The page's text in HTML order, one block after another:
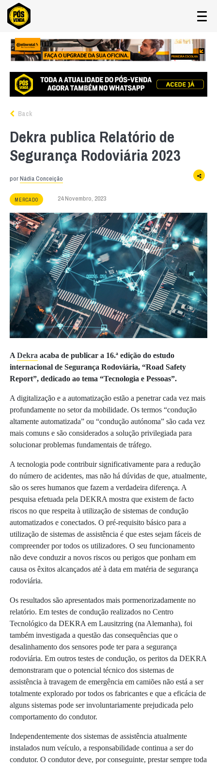
Back
Dekra publica Relatório de
Segurança Rodoviária 2023
porNádia Conceição
MERCADO 24 Novembro, 2023
A Dekra acaba de publicar a 16.ª edição do estudo
internacional de Segurança Rodoviária, “Road Safety
Report”, dedicado ao tema “Tecnologia e Pessoas”.
A digitalização e a automatização estão a penetrar cada vez mais
profundamente no setor da mobilidade. Os termos “condução
altamente automatizada” ou “condução autónoma” são cada vez
mais comuns e são considerados a solução privilegiada para
solucionar problemas fundamentais de tráfego.
A tecnologia pode contribuir significativamente para a redução
do número de acidentes, mas não há dúvidas de que, atualmente,
são os seres humanos que fazem a verdadeira diferença. A
pesquisa efetuada pela DEKRA mostra que existem de facto
riscos no que respeita à utilização de sistemas de condução
automatizados e conectados. O pré-requisito básico para a
utilização de sistemas de assistência é que estes sejam fáceis de
compreender por todos os utilizadores. O seu funcionamento
não deve conduzir a novos riscos ou perigos que ponham em
causa os êxitos alcançados até à data em matéria de segurança
rodoviária.
Os resultados são apresentados mais pormenorizadamente no
relatório. Em testes de condução realizados no Centro
Tecnológico da DEKRA em Lausitzring (na Alemanha), foi
também investigada a questão das consequências que o
desalinhamento dos sensores pode ter para a segurança
rodoviária. Em outros testes de condução, os peritos da DEKRA
demonstraram que o potencial técnico dos sistemas de
assistência à travagem de emergência em camiões não está a ser
totalmente explorado por todos os fabricantes e que a eficácia de
alguns sistemas pode ser involuntariamente prejudicada pelo
comportamento do condutor.
Independentemente dos sistemas de assistência atualmente
instalados num veículo, a responsabilidade continua a ser do
condutor. O condutor deve, por conseguinte, prestar sempre toda